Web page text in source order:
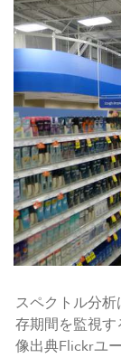
スペクトル分
存期間を監視
像出典Flickrユ